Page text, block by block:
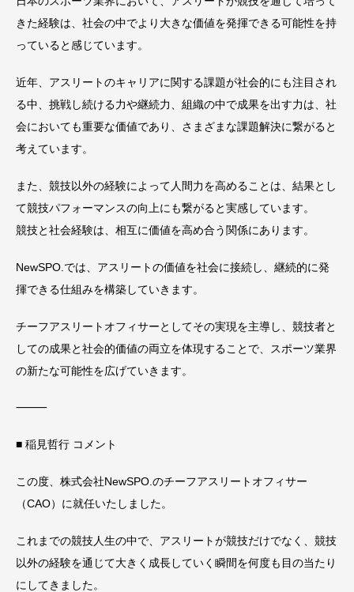
きた経験は、社会の中でより大きな価値を発揮できる可能性を持
っていると感じています。
近年、アスリートのキャリアに関する課題が社会的にも注目され
る中、挑戦し続ける力や継続力、組織の中で成果を出す力は、社
会においても重要な価値であり、さまざまな課題解決に繋がると
考えています。
また、競技以外の経験によって人間力を高めることは、結果とし
て競技パフォーマンスの向上にも繋がると実感しています。
競技と社会経験は、相互に価値を高め合う関係にあります。
NewSPO.では、アスリートの価値を社会に接続し、継続的に発
揮できる仕組みを構築していきます。
チーフアスリートオフィサーとしてその実現を主導し、競技者と
しての成果と社会的価値の両立を体現することで、スポーツ業界
の新たな可能性を広げていきます。
⸻
■ 稲見哲行 コメント
この度、株式会社NewSPO.のチーフアスリートオフィサー
（CAO）に就任いたしました。
これまでの競技人生の中で、アスリートが競技だけでなく、競技
以外の経験を通じて大きく成長していく瞬間を何度も目の当たり
にしてきました。